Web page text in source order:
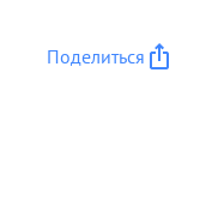
Поделиться